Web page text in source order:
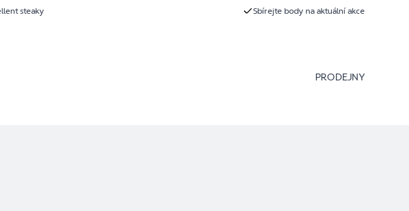
steaky Sbírejte body na aktuální akce
PRODEJNY